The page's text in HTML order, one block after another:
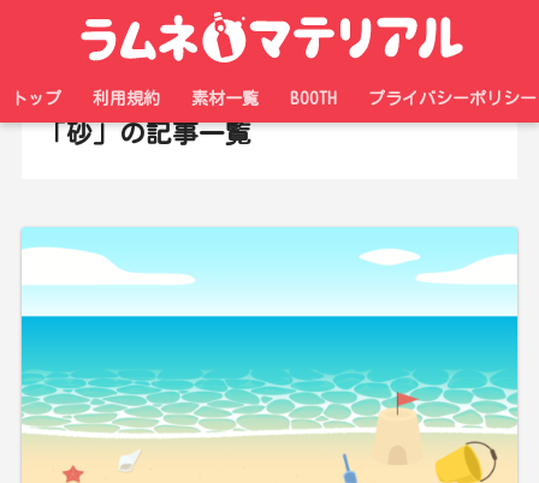
トップ 利用規約 素材一覧 BOOTH プライバシーポリシー
「砂」の記事一覧